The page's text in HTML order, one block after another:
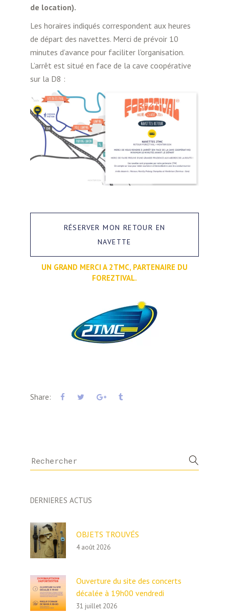
de location).
Les horaires indiqués correspondent aux heures
de départ des navettes. Merci de prévoir 10
minutes d’avance pour faciliter l’organisation.
L’arrêt est situé en face de la cave coopérative
sur la D8 :
RÉSERVER MON RETOUR EN
NAVETTE
UN GRAND MERCI A 2TMC, PARTENAIRE DU
FOREZTIVAL.
Share:
Search
for:
DERNIERES ACTUS
OBJETS TROUVÉS
4 août 2026
Ouverture du site des concerts
décalée à 19h00 vendredi
31 juillet 2026